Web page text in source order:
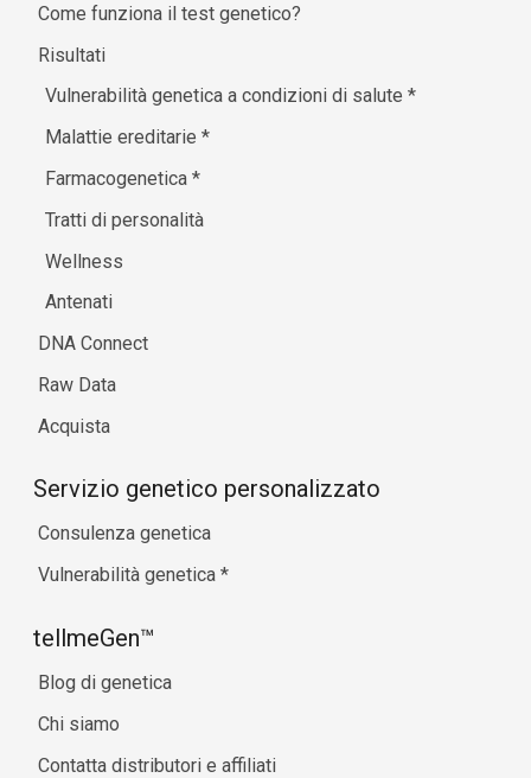
Come funziona il test genetico?
Risultati
Vulnerabilità genetica a condizioni di salute*
Malattie ereditarie*
Farmacogenetica*
Tratti di personalità
Wellness
Antenati
DNA Connect
Raw Data
Acquista
Servizio genetico personalizzato
Consulenza genetica
Vulnerabilità genetica *
tellmeGen™
Blog di genetica
Chi siamo
Contatta distributori e affiliati